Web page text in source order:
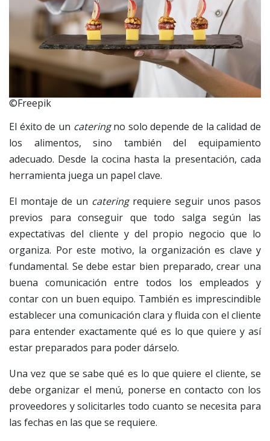
©Freepik
El éxito de un cateringno solo depende de la calidad de
los alimentos, sino también del equipamiento
adecuado. Desde la cocina hasta la presentación, cada
herramienta juega un papel clave.
El montaje de un cateringrequiere seguir unos pasos
previos para conseguir que todo salga según las
expectativas del cliente y del propio negocio que lo
organiza. Por este motivo, la organización es clave y
fundamental. Se debe estar bien preparado, crear una
buena comunicación entre todos los empleados y
contar con un buen equipo. También es imprescindible
establecer una comunicación clara y fluida con el cliente
para entender exactamente qué es lo que quiere y así
estar preparados para poder dárselo.
Una vez que se sabe qué es lo que quiere el cliente, se
debe organizar el menú, ponerse en contacto con los
proveedores y solicitarles todo cuanto se necesita para
las fechas en las que se requiere.